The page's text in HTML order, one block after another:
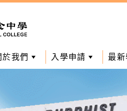
於我們 入學申請 最新